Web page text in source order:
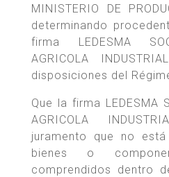
MINISTERIO DE
determinando
firma LEDESMA
AGRICOLA
disposiciones del
Que la firma LEDESMA
AGRICOLA
juramento que no
bienes o
comprendidos dentro